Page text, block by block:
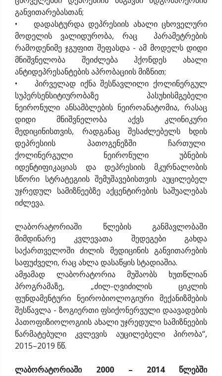
განვითარებასთან;
• დადასტურდა დეპრესიის ახალი ცხოველური
მოდელის ვალიდურობა, რაც პარამეტრების
რამოდენიმე ჯგუფით შეფასდა - ამ მოდელს დიდი
მნიშვნელობა შეიძლება ჰქონდეს ახალი
ანტიდეპრესანტების აპრობაციის მიზნით;
• პირველად იქნა შესწავლილი ქოლინერგულ
სუპერსენსიტიურობაზე პასუხისმგებელი
ნეირონული ანსამბლების ნეიროანატომია, რასაც
დიდი მნიშვნელობა აქვს კლინიკური
მედიცინისთვის, რადგანაც შესაძლებელს ხდის
დეპრესიის პათოგენეზში ჩართული
ქოლინერგული ნეირონული უბნების
იდენტიფიკაციას და დეპრესიის მკურნალობის
სწორი სტრატეგიის შემუშავებისთვის აუცილებელ
უჯრედულ სამიზნეებზე აქცენტირების საშუალებას
იძლევა.
ლაბორატორიაში წლების განმავლობაში
მიმდინარე კვლევათა შედეგები გახდა
საქართველოში ძილის მედიცინის განვითარების
საფუძველი, რაც ახლა დასაწყის სტადიაშია.
ამჟამად ლაბორატორია მუშაობს ხუთწლიან
პროგრამაზე, „ძილ-ღვიძილის ციკლის
ფუნდამენტური ნეირობიოლოგიური მექანიზმების
შესწავლა - ზოგიერთი ფსიქონერვული დაავადების
პათოფიზიოლოგიის ახალი უჯრედული სამიზნეების
წარმატებული კვლევის აუცილებელი პირობა“,
2015–2019 წწ.
ლაბორატორიაში 2000 – 2014 წლებში